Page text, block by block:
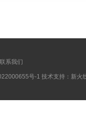
联系我们
号-1 技术支持： 新火